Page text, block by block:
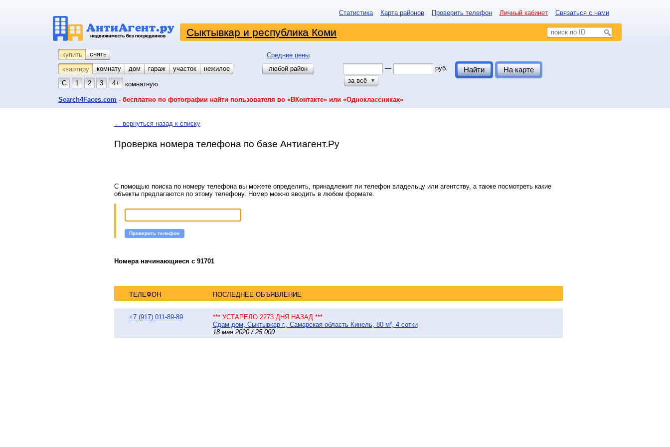
Статистика Карта районов Проверить телефон Личный кабинет Связаться с нами
Сыктывкар и республика Коми
купить снять
Средние цены
квартиру
комнату койко-место
дом гараж участок
нежилое
С
1 2 3 4+ комнатную
любой район —
руб.
за всё
▼
Найти На карте
Search4Faces.com - бесплатно по фотографии найти пользователя во «ВКонтакте» или «Одноклассниках»
← вернуться назад к списку
Проверка номера телефона по базе Антиагент.Ру
С помощью поиска по номеру телефона вы можете определить, принадлежит ли телефон владельцу или агентству, а также посмотреть какие
объекты предлагаются по этому телефону. Номер можно вводить в любом формате.
Проверить телефон
Номера начинающиеся с 91701
ТЕЛЕФОН ПОСЛЕДНЕЕ ОБЪЯВЛЕНИЕ
+7 (917) 011-89-89
*** УСТАРЕЛО 2273 ДНЯ НАЗАД ***
Сдам дом, Сыктывкар г., Самарская область Кинель, 80 м², 4 сотки
18 мая 2020 / 25 000